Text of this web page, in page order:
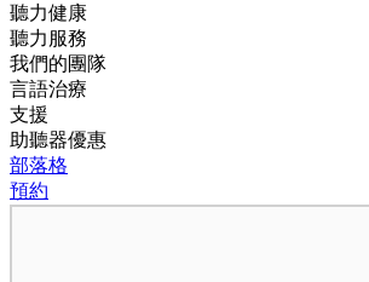
聽力健康
聽力服務
我們的團隊
言語治療
支援
助聽器優惠
部落格
預約